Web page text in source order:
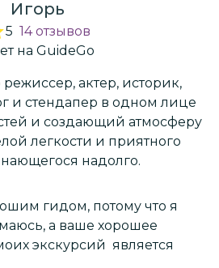
Игорь
5 14 отзывов
на GuideGo
актер, историк,
и стендапер в одном лице
и создающий атмосферу
легкости и приятного
надолго.
гидом, потому что я
а ваше хорошее
экскурсий является